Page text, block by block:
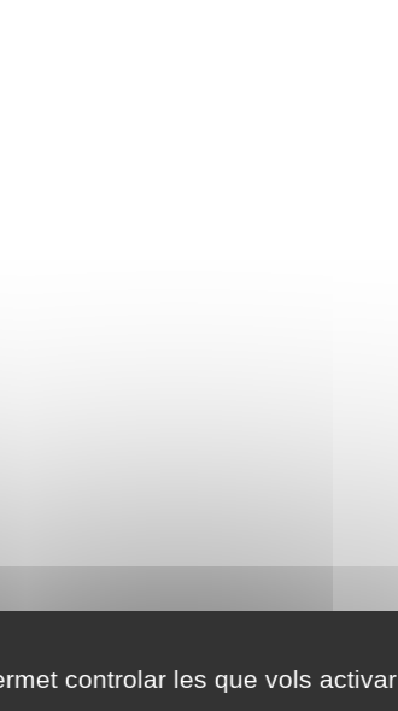
controlar les que vols activar